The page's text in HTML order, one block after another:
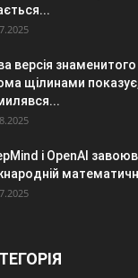
версія
щілинами
і OpenAI